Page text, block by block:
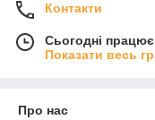
Контакти
Сьогодні
Показати весь
Про нас